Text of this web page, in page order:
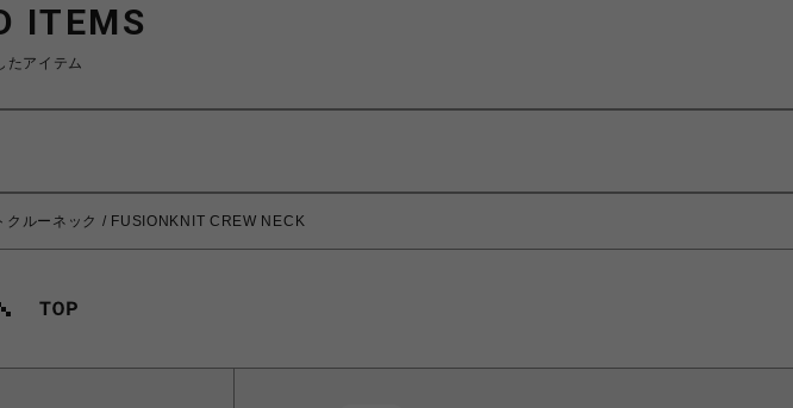
ITEMS
たアイテム
クルーネック / FUSIONKNIT CREW NECK